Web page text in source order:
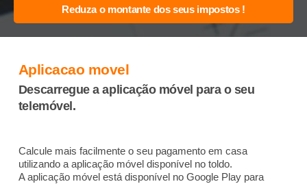
Aplicacao movel
Descarregue a aplicação móvel para o seu
telemóvel.
Calcule mais facilmente o seu pagamento em casa
utilizando a aplicação móvel disponível no toldo.
A aplicação móvel está disponível no Google Play para